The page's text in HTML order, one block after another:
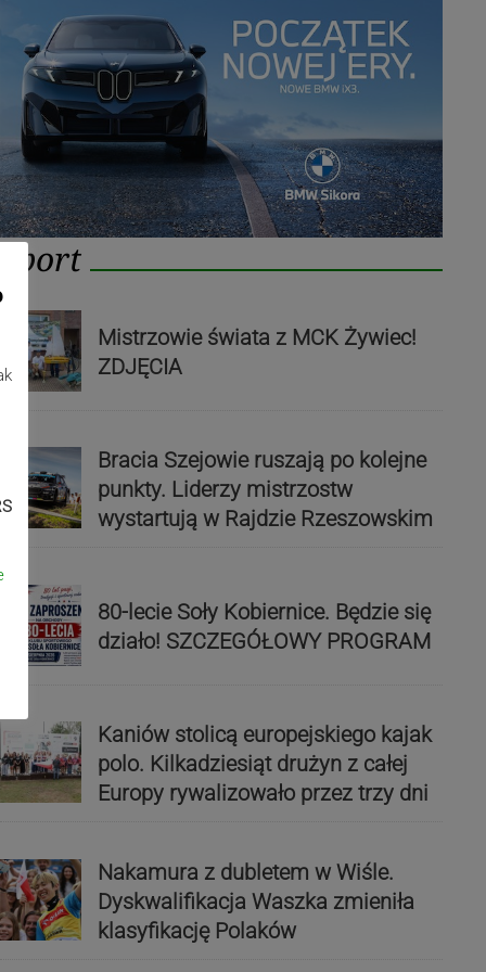
Sport
Mistrzowie świata z MCK Żywiec!
ZDJĘCIA
Bracia Szejowie ruszają po kolejne
punkty. Liderzy mistrzostw
wystartują w Rajdzie Rzeszowskim
80-lecie Soły Kobiernice. Będzie się
działo! SZCZEGÓŁOWY PROGRAM
Kaniów stolicą europejskiego kajak
polo. Kilkadziesiąt drużyn z całej
Europy rywalizowało przez trzy dni
Nakamura z dubletem w Wiśle.
Dyskwalifikacja Waszka zmieniła
klasyfikację Polaków